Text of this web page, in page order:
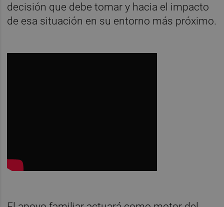
decisión que debe tomar y hacia el impacto
de esa situación en su entorno más próximo.